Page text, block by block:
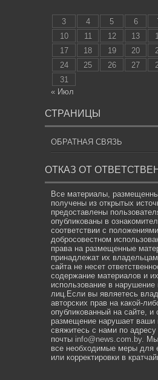
3
4 5 6
10
11 12 13
17
18 19 20
24
25 26 27
31
« Июл
СТРАНИЦЫ
ОБРАТНАЯ СВЯЗЬ
ОТКАЗ ОТ
Все материалы,
получены из открытых
предоставлены
опубликованы в
соответствии с
добросовестном
права на размещенные
принадлежат их
сайта не несет
содержание материалов и
использование в нарушение
лиц.Если вы являетесь
авторских прав на какой-
опубликованный на сайте, и
размещение нарушает ваши
свяжитесь с нами по адресу
почты info@news.com.by. Мы
все необходимые меры для
или корректировки в